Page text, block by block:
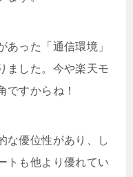
あった「通信環境」
ました。今や楽天モ
ですからね！
な優位性があり、し
トも他より優れてい